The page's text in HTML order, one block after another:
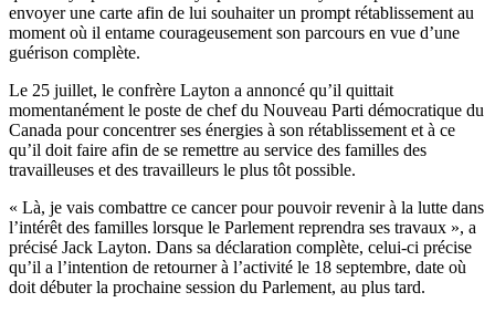
envoyer une carte afin de lui souhaiterun prompt rétablissement au
moment où il entame courageusement son parcours en vue d’une
guérison complète.
Le 25 juillet, le confrère Layton a annoncé qu’il quittait
momentanément le poste de chef du Nouveau Parti démocratique du
Canada pourconcentrer ses énergies à son rétablissement et à ce
qu’il doit faire afin de se remettre au service des familles des
travailleuses et des travailleurs le plus tôt possible.
« Là, je vais combattre ce cancer pourpouvoir revenir à la lutte dans
l’intérêt des familles lorsque le Parlement reprendra ses travaux », a
précisé Jack Layton. Dans sa déclaration complète, celui-ci précise
qu’il a l’intention de retournerà l’activité le 18 septembre, date où
doit débuter la prochaine session du Parlement, au plus tard.